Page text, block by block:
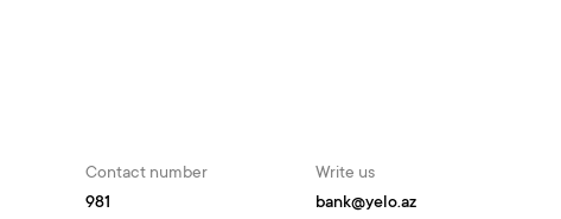
Contact number
981
Write us
bank@yelo.az